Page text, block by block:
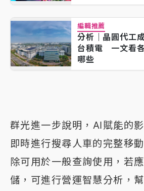
編輯推薦
分析｜晶圓代工
台積電 一文看
哪些
群光進一步說明，AI賦能的
即時進行搜尋人車的完整移
除可用於一般查詢使用，若
儲，可進行營運智慧分析，